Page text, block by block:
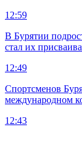
12:59
В Бурятии
стал их
12:49
Спортсменов
международном
12:43